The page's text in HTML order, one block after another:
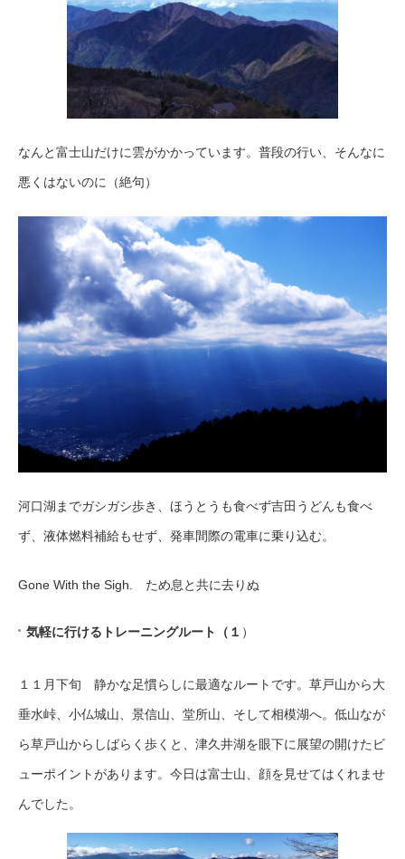
なんと富士山だけに雲がかかっています。普段の行い、そんなに
悪くはないのに（絶句）
河口湖までガシガシ歩き、ほうとうも食べず吉田うどんも食べ
ず、液体燃料補給もせず、発車間際の電車に乗り込む。
Gone With the Sigh. ため息と共に去りぬ
気軽に行けるトレーニングルート（１ ）
１１月下旬 静かな足慣らしに最適なルートです。草戸山から大
垂水峠、小仏城山、景信山、堂所山、そして相模湖へ。低山なが
ら草戸山からしばらく歩くと、津久井湖を眼下に展望の開けたビ
ューポイントがあります。今日は富士山、顔を見せてはくれませ
んでした。